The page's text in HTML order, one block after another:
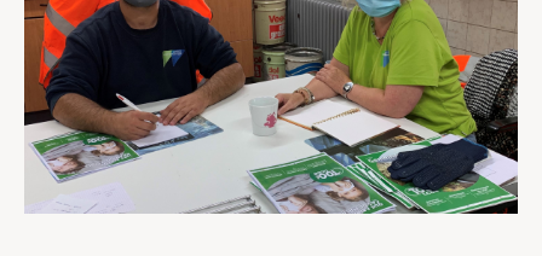
Devenir Membre
Actualités